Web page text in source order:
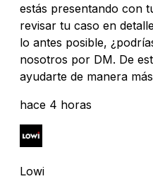
estás presentando con
revisar tu caso en
lo antes posible,
nosotros por DM. De
ayudarte de manera
hace 4 horas
Lowi